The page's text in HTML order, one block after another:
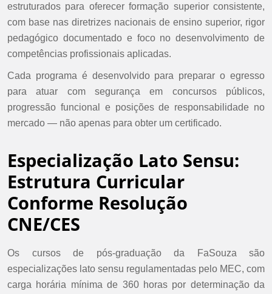
estruturados para oferecer formação superior consistente,
com base nas diretrizes nacionais de ensino superior, rigor
pedagógico documentado e foco no desenvolvimento de
competências profissionais aplicadas.
Cada programa é desenvolvido para preparar o egresso
para atuar com segurança em concursos públicos,
progressão funcional e posições de responsabilidade no
mercado — não apenas para obter um certificado.
Especialização Lato Sensu:
Estrutura Curricular
Conforme Resolução
CNE/CES
Os cursos de pós-graduação da FaSouza são
especializações lato sensu regulamentadas pelo MEC, com
carga horária mínima de 360 horas por determinação da